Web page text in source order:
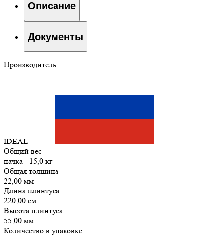
Описание
Документы
Производитель
IDEAL
Общий вес
пачка - 15,0 кг
Общая толщина
22,00 мм
Длина плинтуса
220,00 см
Высота плинтуса
55,00 мм
Количество в упаковке